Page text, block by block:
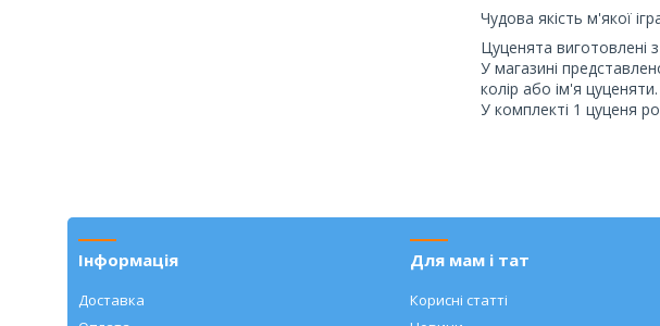
Чудова якість м'якої
Цуценята виготовлені
У магазині
колір або ім'я цуценяти.
У комплекті 1 цуценя
Інформація
Доставка
Для мам і тат
Корисні статті